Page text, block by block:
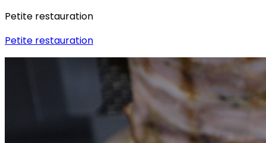
Petite restauration
Petite restauration